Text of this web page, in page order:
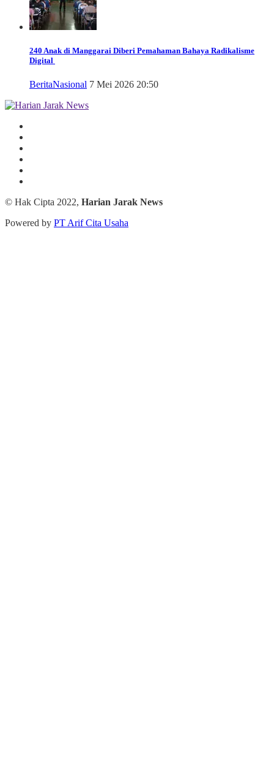
240 Anak di Manggarai Diberi Pemahaman Bahaya Radikalisme
Digital
BeritaNasional 7 Mei 2026 20:50
© Hak Cipta 2022, Harian Jarak News
Powered by PT Arif Cita Usaha